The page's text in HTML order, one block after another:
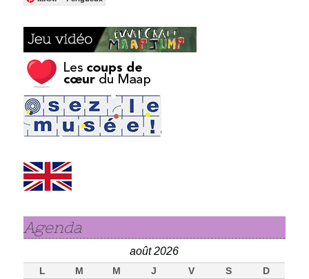
Agenda
août 2026
L M M J V S
D